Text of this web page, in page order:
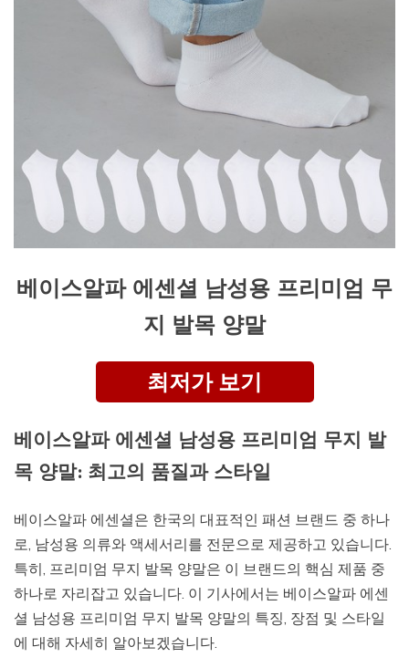
베이스알파 에센셜 남성용 프리미엄 무
지 발목 양말
최저가 보기
베이스알파 에센셜 남성용 프리미엄 무지 발
목 양말: 최고의 품질과 스타일
베이스알파 에센셜은 한국의 대표적인 패션 브랜드 중 하나
로, 남성용 의류와 액세서리를 전문으로 제공하고 있습니다.
특히, 프리미엄 무지 발목 양말은 이 브랜드의 핵심 제품 중
하나로 자리잡고 있습니다. 이 기사에서는 베이스알파 에센
셜 남성용 프리미엄 무지 발목 양말의 특징, 장점 및 스타일
에 대해 자세히 알아보겠습니다.